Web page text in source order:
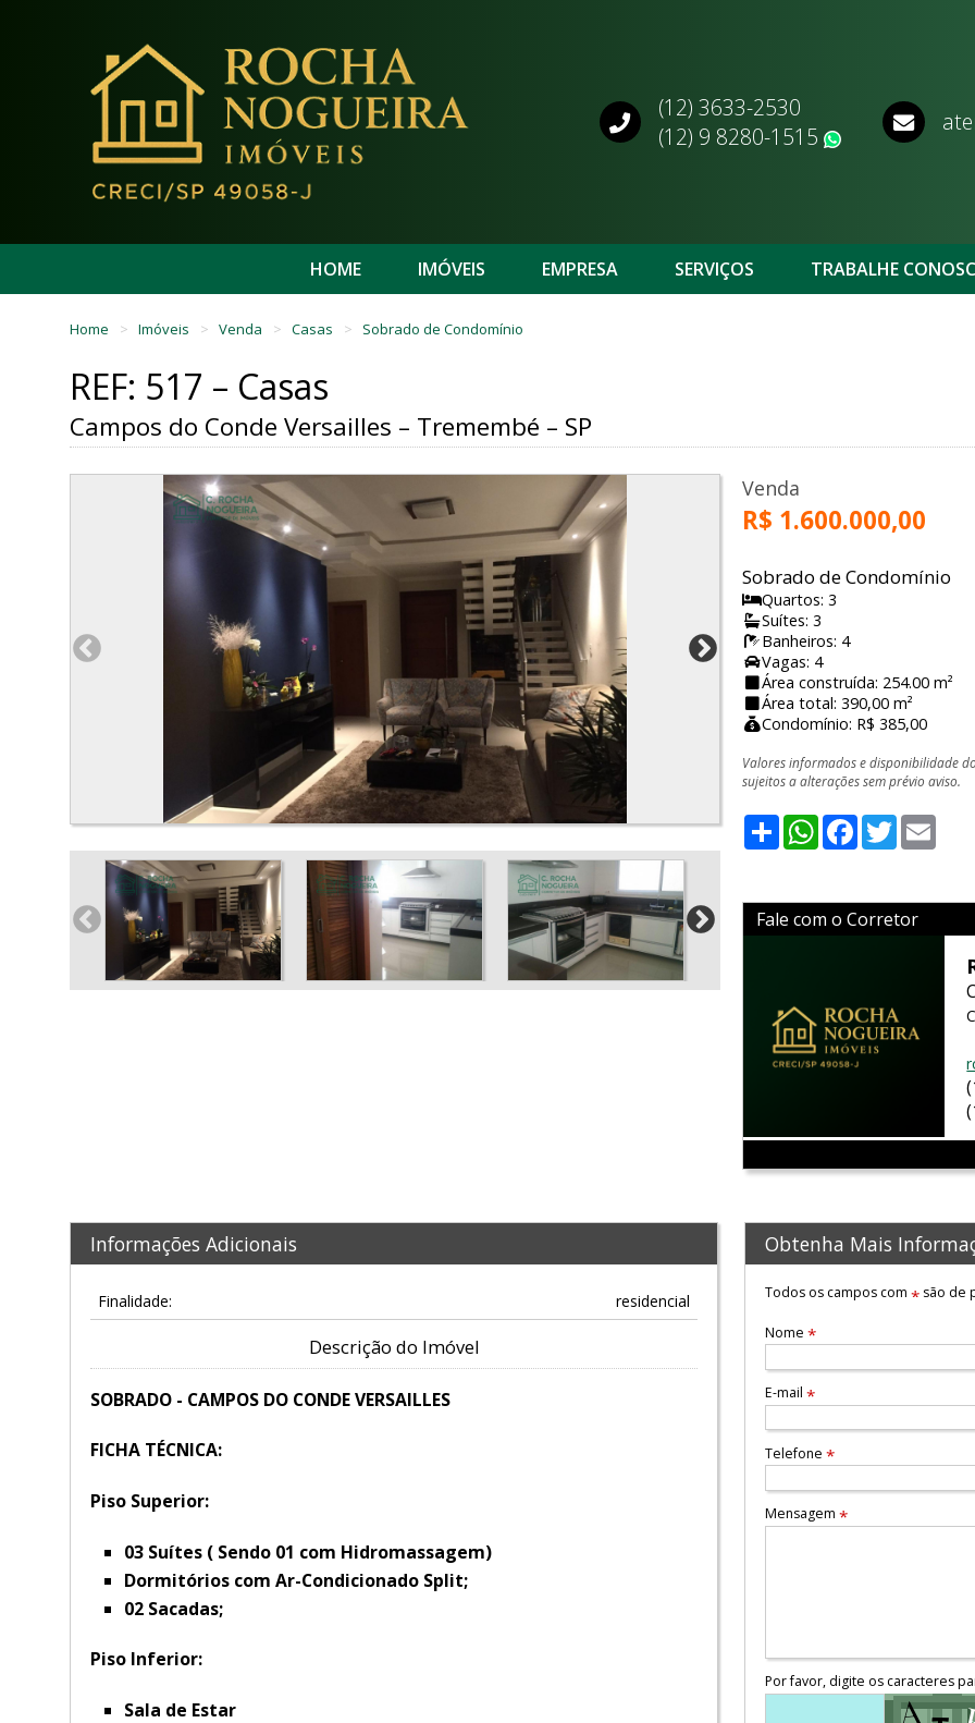
(12) 3633-2530
(12) 9 8280-1515
WhatsApp
HOME IMÓVEIS EMPRESA SERVIÇOS TRABALHE
Home Imóveis Venda Casas Sobrado de Condomínio
REF: 517 – Casas
Campos do Conde Versailles – Tremembé – SP
Venda
R$ 1.600.000,00
Sobrado de Condomínio
Quartos: 3
Suítes: 3
Banheiros: 4
Vagas: 4
Área construída: 254.00 m²
Área total: 390,00 m²
Condomínio: R$ 385,00
Valores informados e disponibilidade
sujeitos a alterações sem prévio aviso.
ShareWhatsApp
Facebook
Twitter
Fale com o Corretor
Informações Adicionais
Finalidade: residencial
Descrição do Imóvel
SOBRADO - CAMPOS DO CONDE VERSAILLES
FICHA TÉCNICA:
Piso Superior:
03 Suítes ( Sendo 01 com Hidromassagem)
Dormitórios com Ar-Condicionado Split;
02 Sacadas;
Piso Inferior:
Sala de Estar
Obtenha Mais
Todos os campos com *são de
Nome *
E-mail *
Telefone *
Mensagem *
Por favor, digite os caracteres